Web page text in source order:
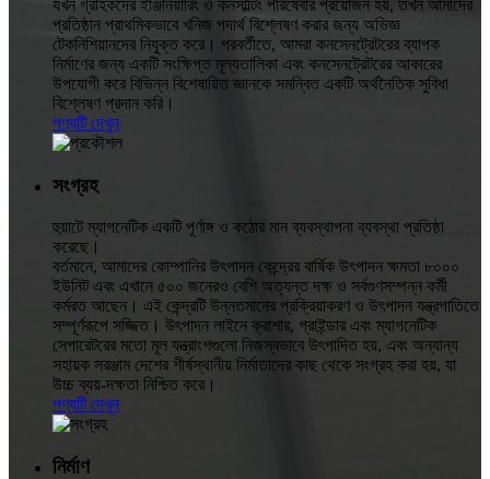
যখন গ্রাহকদের ইঞ্জিনিয়ারিং ও কনসাল্টিং পরিষেবার প্রয়োজন হয়, তখন আমাদের
প্রতিষ্ঠান প্রাথমিকভাবে খনিজ পদার্থ বিশ্লেষণ করার জন্য অভিজ্ঞ
টেকনিশিয়ানদের নিযুক্ত করে। পরবর্তীতে, আমরা কনসেনট্রেটরের ব্যাপক
নির্মাণের জন্য একটি সংক্ষিপ্ত মূল্যতালিকা এবং কনসেনট্রেটরের আকারের
উপযোগী করে বিভিন্ন বিশেষায়িত জ্ঞানকে সমন্বিত একটি অর্থনৈতিক সুবিধা
বিশ্লেষণ প্রদান করি।
পণ্যটি দেখুন
সংগ্রহ
হুয়াটে ম্যাগনেটিক একটি পূর্ণাঙ্গ ও কঠোর মান ব্যবস্থাপনা ব্যবস্থা প্রতিষ্ঠা
করেছে।
বর্তমানে, আমাদের কোম্পানির উৎপাদন কেন্দ্রের বার্ষিক উৎপাদন ক্ষমতা ৮০০০
ইউনিট এবং এখানে ৫০০ জনেরও বেশি অত্যন্ত দক্ষ ও সর্বগুণসম্পন্ন কর্মী
কর্মরত আছেন। এই কেন্দ্রটি উন্নতমানের প্রক্রিয়াকরণ ও উৎপাদন যন্ত্রপাতিতে
সম্পূর্ণরূপে সজ্জিত। উৎপাদন লাইনে ক্রাশার, গ্রাইন্ডার এবং ম্যাগনেটিক
সেপারেটরের মতো মূল যন্ত্রাংশগুলো নিজস্বভাবে উৎপাদিত হয়, এবং অন্যান্য
সহায়ক সরঞ্জাম দেশের শীর্ষস্থানীয় নির্মাতাদের কাছ থেকে সংগ্রহ করা হয়, যা
উচ্চ ব্যয়-দক্ষতা নিশ্চিত করে।
পণ্যটি দেখুন
নির্মাণ